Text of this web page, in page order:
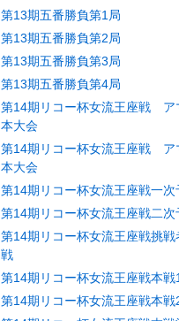
第13期五番勝負第1局
第13期五番勝負第2局
第13期五番勝負第3局
第13期五番勝負第4局
第14期リコー杯女流王座戦 ア
本大会
第14期リコー杯女流王座戦 ア
本大会
第14期リコー杯女流王座戦一次
第14期リコー杯女流王座戦二次
第14期リコー杯女流王座戦挑戦
戦
第14期リコー杯女流王座戦本戦
第14期リコー杯女流王座戦本戦